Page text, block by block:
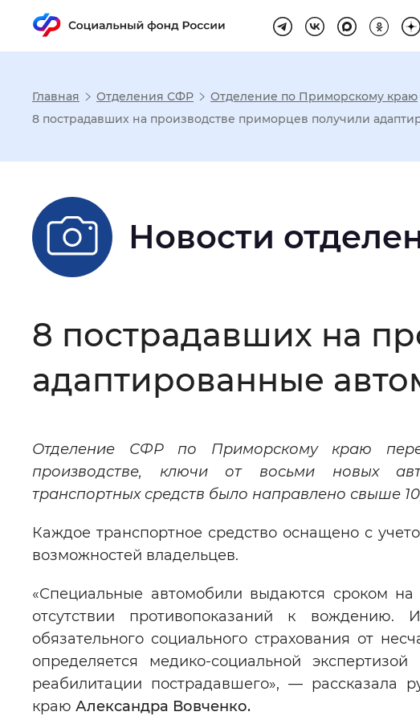
Настройка
Шрифт: Без засечек С
Цвет сайта: Монохромный
Изображения: Включены
Вернуть стандартные настройки
Главная Отделения СФР Отделение по Приморскому краю
8 пострадавших на производстве приморцев получили
Новости
8 пострадавших на
адаптированные
Отделение СФР по Приморскому краю
производстве, ключи от восьми новых
транспортных средств было направлено свыше
Каждое транспортное средство оснащено с
возможностей владельцев.
«Специальные автомобили выдаются сроком
отсутствии противопоказаний к вождению.
обязательного социального страхования от
определяется медико-социальной
реабилитации пострадавшего», — рассказала
краю Александра Вовченко.